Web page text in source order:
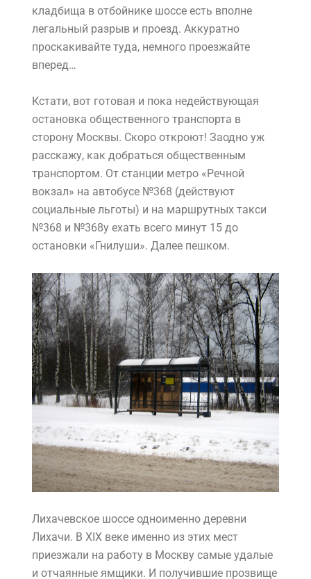
кладбища в отбойнике шоссе есть вполне
легальный разрыв и проезд. Аккуратно
проскакивайте туда, немного проезжайте
вперед…
Кстати, вот готовая и пока недействующая
остановка общественного транспорта в
сторону Москвы. Скоро откроют! Заодно уж
расскажу, как добраться общественным
транспортом. От станции метро «Речной
вокзал» на автобусе №368 (действуют
социальные льготы) и на маршрутных такси
№368 и №368у ехать всего минут 15 до
остановки «Гнилуши». Далее пешком.
Лихачевское шоссе одноименно деревни
Лихачи. В XIX веке именно из этих мест
приезжали на работу в Москву самые удалые
и отчаянные ямщики. И получившие прозвище